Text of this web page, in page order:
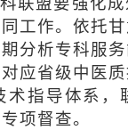
联盟要强化
工作。依托
分析专科服务
应省级中医
术指导体系，
项督查。